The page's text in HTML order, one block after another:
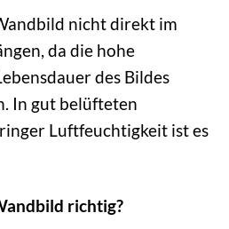
nicht direkt im
da die hohe
des Bildes
In gut belüfteten
Luftfeuchtigkeit ist es
richtig?